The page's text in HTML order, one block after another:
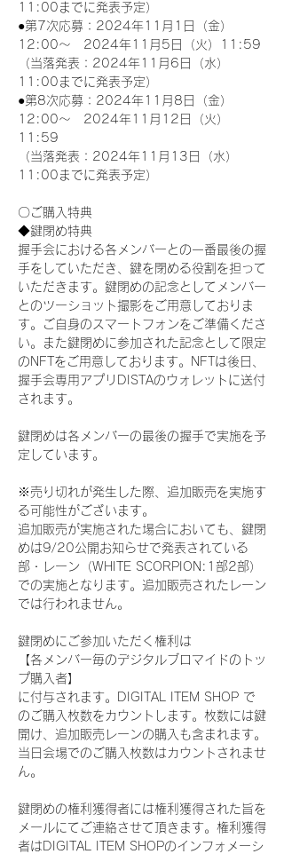
11:00までに発表予定）
●第7次応募：2024年11月1日（金）
12:00～　2024年11月5日（火）11:59
（当落発表：2024年11月6日（水）
11:00までに発表予定）
●第8次応募：2024年11月8日（金）
12:00～　2024年11月12日（火）
11:59
（当落発表：2024年11月13日（水）
11:00までに発表予定）
〇ご購入特典
◆鍵閉め特典
握手会における各メンバーとの一番最後の握
手をしていただき、鍵を閉める役割を担って
いただきます。鍵閉めの記念としてメンバー
とのツーショット撮影をご用意しておりま
す。ご自身のスマートフォンをご準備くださ
い。また鍵閉めに参加された記念として限定
のNFTをご用意しております。NFTは後日、
握手会専用アプリDISTAのウォレットに送付
されます。
鍵閉めは各メンバーの最後の握手で実施を予
定しています。
※売り切れが発生した際、追加販売を実施す
る可能性がございます。
追加販売が実施された場合においても、鍵閉
めは9/20公開お知らせで発表されている
部・レーン（WHITE SCORPION:1部2部）
での実施となります。追加販売されたレーン
では行われません。
鍵閉めにご参加いただく権利は
【各メンバー毎のデジタルブロマイドのトッ
プ購入者】
に付与されます。DIGITAL ITEM SHOP で
のご購入枚数をカウントします。枚数には鍵
開け、追加販売レーンの購入も含まれます。
当日会場でのご購入枚数はカウントされませ
ん。
鍵閉めの権利獲得者には権利獲得された旨を
メールにてご連絡させて頂きます。権利獲得
者はDIGITAL ITEM SHOPのインフォメーシ